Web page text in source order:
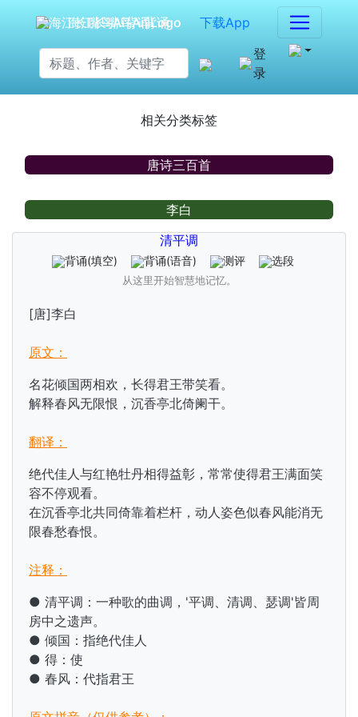
海江长嘴鸟Ai背诵
下载App
登
录
相关分类标签
唐诗三百首
李白
清平调
背诵(填空) 背诵(语音) 测评 选段
从这里开始智慧地记忆。
[唐]李白
原文：
名花倾国两相欢，长得君王带笑看。
解释春风无限恨，沉香亭北倚阑干。
翻译：
绝代佳人与红艳牡丹相得益彰，常常使得君王满面笑
容不停观看。
在沉香亭北共同倚靠着栏杆，动人姿色似春风能消无
限春愁春恨。
注释：
● 清平调：一种歌的曲调，'平调、清调、瑟调'皆周
房中之遗声。
● 倾国：指绝代佳人
● 得：使
● 春风：代指君王